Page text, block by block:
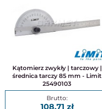
Kątomierz zwykły | tarczowy |
średnica tarczy 85 mm - Limit
25490103
108,71